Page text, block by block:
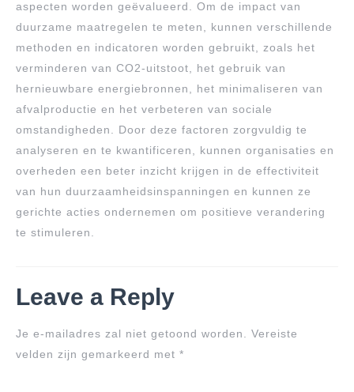
aspecten worden geëvalueerd. Om de impact van
duurzame maatregelen te meten, kunnen verschillende
methoden en indicatoren worden gebruikt, zoals het
verminderen van CO2-uitstoot, het gebruik van
hernieuwbare energiebronnen, het minimaliseren van
afvalproductie en het verbeteren van sociale
omstandigheden. Door deze factoren zorgvuldig te
analyseren en te kwantificeren, kunnen organisaties en
overheden een beter inzicht krijgen in de effectiviteit
van hun duurzaamheidsinspanningen en kunnen ze
gerichte acties ondernemen om positieve verandering
te stimuleren.
Leave a Reply
Je e-mailadres zal niet getoond worden.
Vereiste
velden zijn gemarkeerd met *